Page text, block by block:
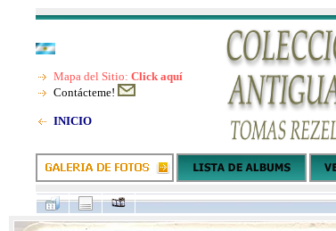
Mapa del Sitio: Click aquí
Contácteme!
INICIO